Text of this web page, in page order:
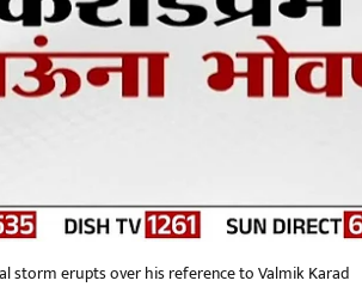
storm erupts over his reference to Valmik Karad